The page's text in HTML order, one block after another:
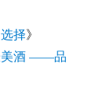
择》
美酒 ——品